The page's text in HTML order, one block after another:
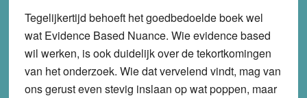
Tegelijkertijd behoeft het goedbedoelde boek wel
wat Evidence Based Nuance. Wie evidence based
wil werken, is ook duidelijk over de tekortkomingen
van het onderzoek. Wie dat vervelend vindt, mag van
ons gerust even stevig inslaan op wat poppen, maar